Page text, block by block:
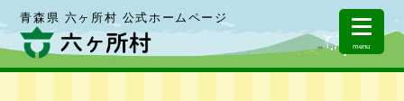
青森県 六ヶ所村 公式ホームページ
menu